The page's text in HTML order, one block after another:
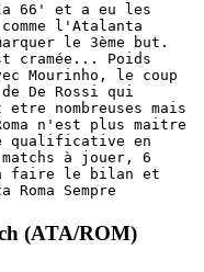
66' et a eu les
l'Atalanta
le 3ème but.
cramée... Poids
Mourinho, le coup
De Rossi qui
nombreuses mais
n'est plus maitre
qualificative en
à jouer, 6
faire le bilan et
Sempre
(ATA/ROM)